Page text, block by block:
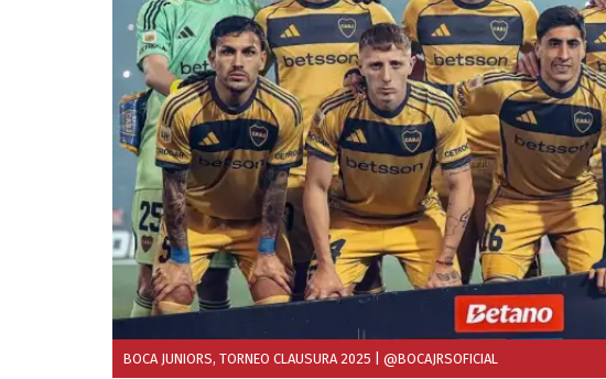
BOCA JUNIORS, TORNEO CLAUSURA 2025 | @BOCAJRSOFICIAL